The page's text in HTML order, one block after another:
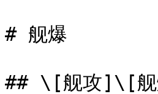
# 舰爆
## \[舰攻]\[舰